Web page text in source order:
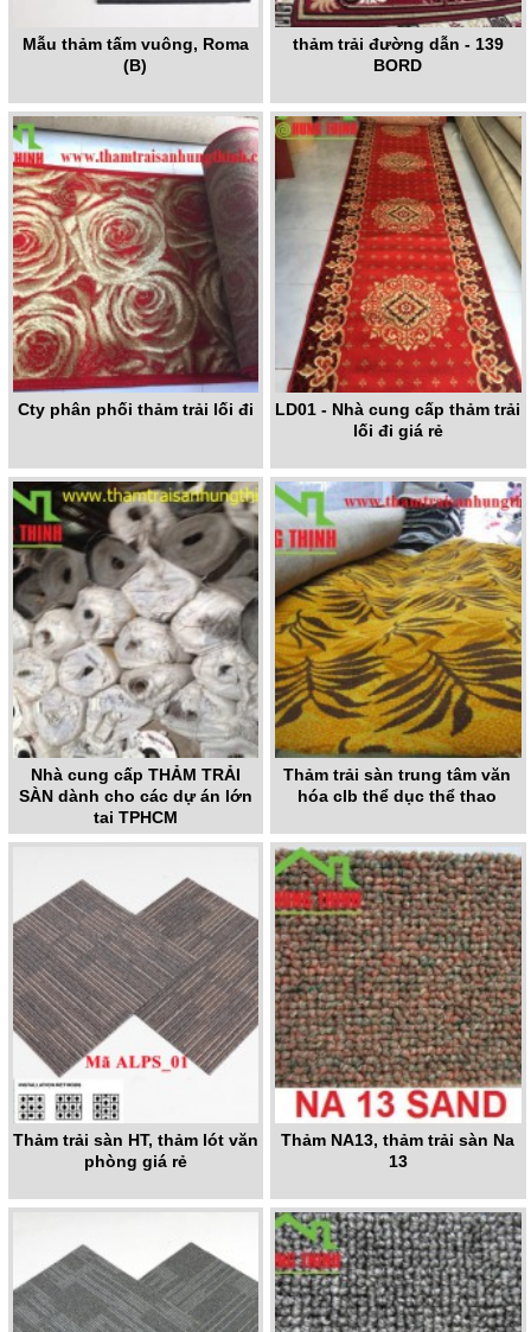
Mẫu thảm tấm vuông, Roma
(B)
thảm trải đường dẫn - 139
BORD
Cty phân phối thảm trải lối đi
LD01 - Nhà cung cấp thảm trải
lối đi giá rẻ
Nhà cung cấp THẢM TRẢI
SÀN dành cho các dự án lớn
tại TPHCM
Thảm trải sàn trung tâm văn
hóa clb thể dục thể thao
Thảm trải sàn HT, thảm lót văn
phòng giá rẻ
Thảm NA13, thảm trải sàn Na
13